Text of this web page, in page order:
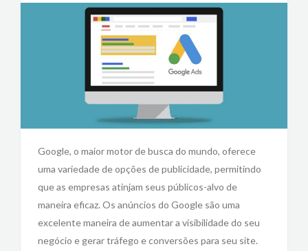
Google, o maior motor de busca do mundo, oferece
uma variedade de opções de publicidade, permitindo
que as empresas atinjam seus públicos-alvo de
maneira eficaz. Os anúncios do Google são uma
excelente maneira de aumentar a visibilidade do seu
negócio e gerar tráfego e conversões para seu site.